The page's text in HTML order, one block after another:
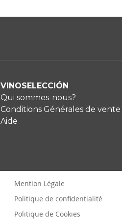
VINOSELECCIÓN
Qui sommes-nous?
Conditions Générales de vente
Aide
Mention Légale
Politique de confidentialité
Politique de Cookies